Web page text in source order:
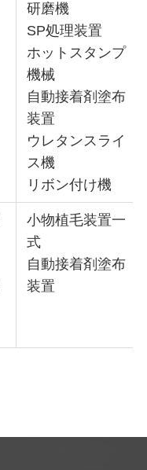
研磨機
SP処理装置
ホットスタンプ
機械
自動接着剤塗布
装置
ウレタンスライ
ス機
リボン付け機
小物植毛装置一
式
自動接着剤塗布
装置